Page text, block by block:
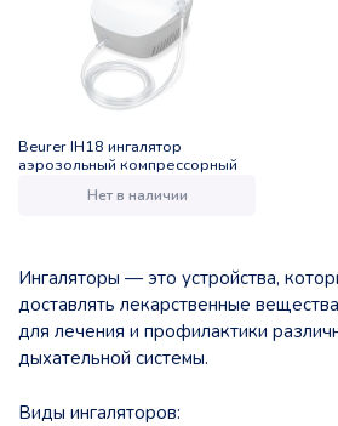
Beurer IH18 ингалятор
аэрозольный компрессорный
Нет в наличии
Ингаляторы — это устройства,
доставлять лекарственные
для лечения и профилактики
дыхательной системы.
Виды ингаляторов: